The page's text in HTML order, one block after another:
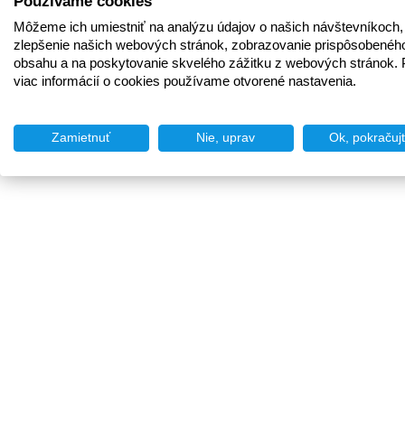
Môžeme ich umiestniť na analýzu údajov o našich
zlepšenie našich webových stránok, zobrazovanie
obsahu a na poskytovanie skvelého zážitku z webových stránok.
viac informácií o cookies používame otvorené nastavenia.
Zamietnuť Nie, uprav Ok,